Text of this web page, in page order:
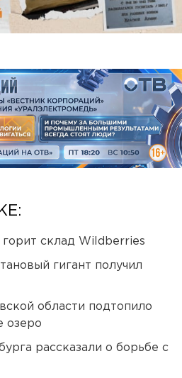
горит склад Wildberries
гигант получил
области подтопило
озеро
рассказали о борьбе с